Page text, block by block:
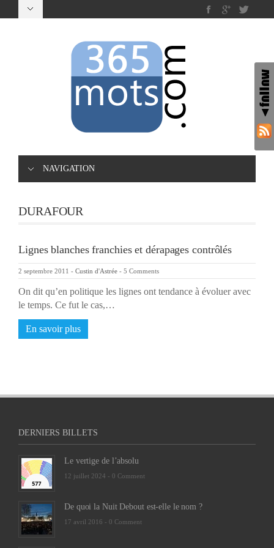
NAVIGATION
DURAFOUR
Lignes blanches franchies et dérapages contrôlés
2 septembre 2011 - Custin d'Astrée - 5 Comments
On dit qu’en politique les lignes ont tendance à évoluer avec
le temps. Ce fut le cas,…
En savoir plus
DERNIERS BILLETS
Le vertige de l’absolu
12 juillet 2024 - 0 Comment
De quoi la Nuit Debout est-elle le nom ?
17 avril 2016 - 0 Comment